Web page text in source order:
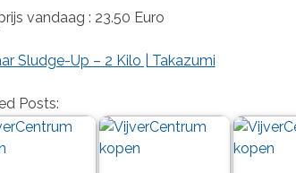
vandaag : 23.50 Euro
Sludge-Up – 2 Kilo | Takazumi
Posts: